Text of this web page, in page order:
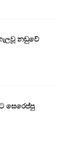
නඩුවේ
සෙරෙප්පු